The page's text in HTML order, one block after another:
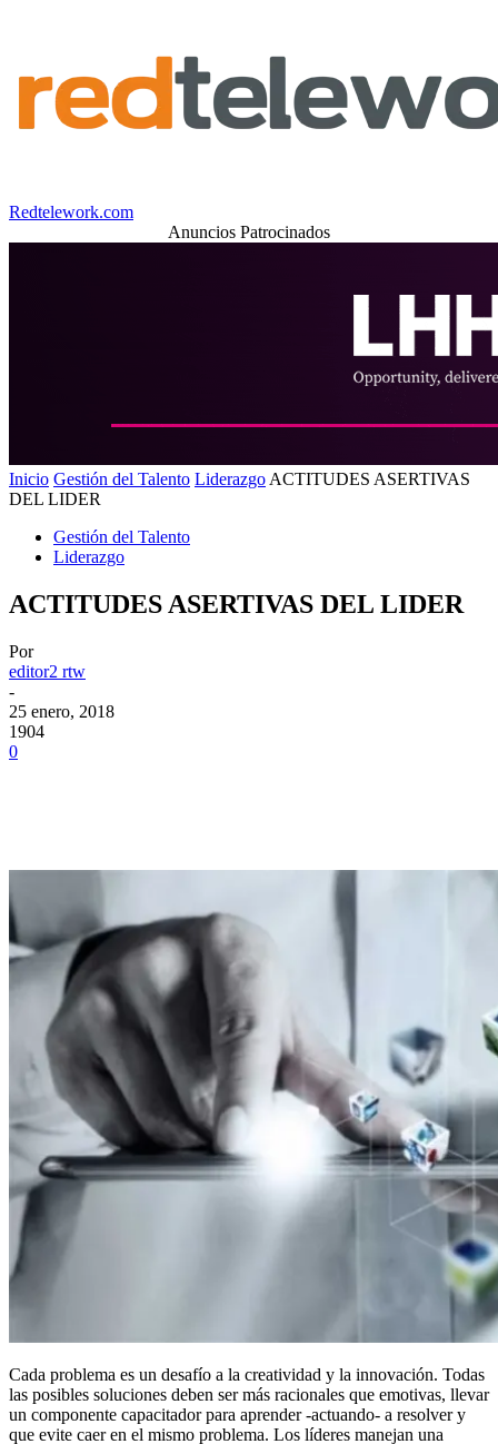
Redtelework.com
Anuncios Patrocinados
Inicio Gestión del Talento Liderazgo ACTITUDES ASERTIVAS
DEL LIDER
Gestión del Talento
Liderazgo
ACTITUDES ASERTIVAS DEL LIDER
Por
editor2 rtw
-
25 enero, 2018
1904
0
Cada problema es un desafío a la creatividad y la innovación. Todas
las posibles soluciones deben ser más racionales que emotivas, llevar
un componente capacitador para aprender -actuando- a resolver y
que evite caer en el mismo problema. Los líderes manejan una